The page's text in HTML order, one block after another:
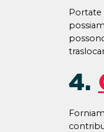
Portate
4.